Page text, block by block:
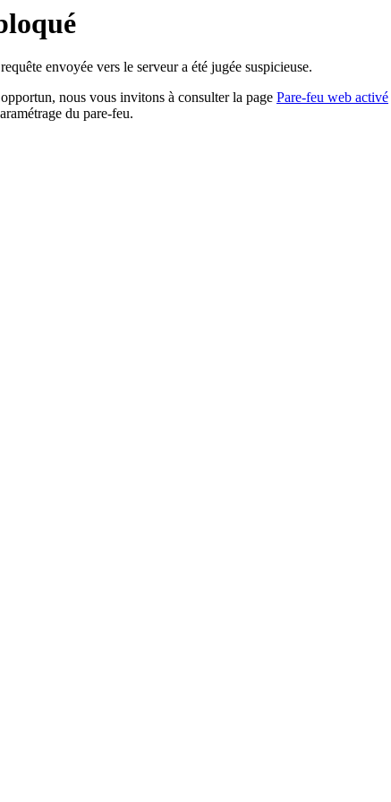
envoyée vers le serveur a été jugée suspicieuse.
nous vous invitons à consulter la page Pare-feu web activé
du pare-feu.